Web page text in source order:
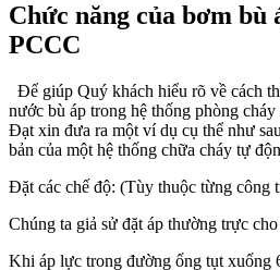
Chức năng của bơm bù
PCCC
Để giúp Quý khách hiểu rõ về cách
nước bù áp trong hệ thống phòng
Đạt xin đưa ra một ví dụ cụ thể như
bản của một hệ thống chữa cháy tự
Đặt các chế độ: (Tùy thuộc từng công
Chúng ta giả sử đặt áp thường trực
Khi áp lực trong đường ống tụt xuống